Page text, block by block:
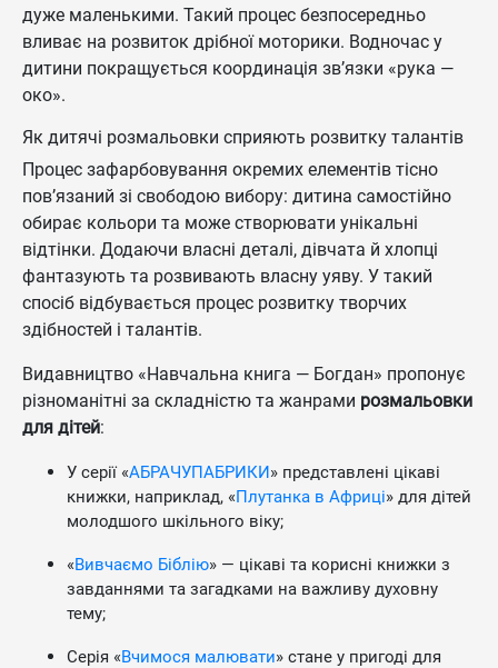
дуже маленькими. Такий процес безпосередньо
вливає на розвиток дрібної моторики. Водночас у
дитини покращується координація зв’язки «рука —
око».
Як дитячі розмальовки сприяють розвитку талантів
Процес зафарбовування окремих елементів тісно
пов’язаний зі свободою вибору: дитина самостійно
обирає кольори та може створювати унікальні
відтінки. Додаючи власні деталі, дівчата й хлопці
фантазують та розвивають власну уяву. У такий
спосіб відбувається процес розвитку творчих
здібностей і талантів.
Видавництво «Навчальна книга — Богдан» пропонує
різноманітні за складністю та жанрами розмальовки
для дітей:
У серії «АБРАЧУПАБРИКИ» представлені цікаві
книжки, наприклад, «Плутанка в Африці» для дітей
молодшого шкільного віку;
«Вивчаємо Біблію» — цікаві та корисні книжки з
завданнями та загадками на важливу духовну
тему;
Серія «Вчимося малювати» стане у пригоді для